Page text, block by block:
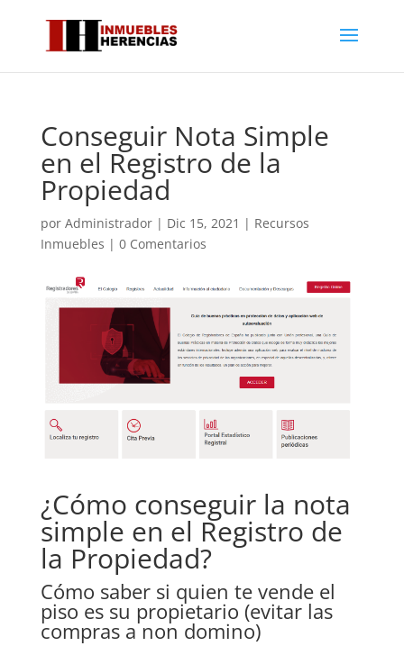
Conseguir Nota Simple
en el Registro de la
Propiedad
por Administrador| Dic 15, 2021 | Recursos
Inmuebles | 0 Comentarios
¿Cómo conseguir la nota
simple en el Registro de
la Propiedad?
Cómo saber si quien te vende el
piso es su propietario (evitar las
compras a non domino)